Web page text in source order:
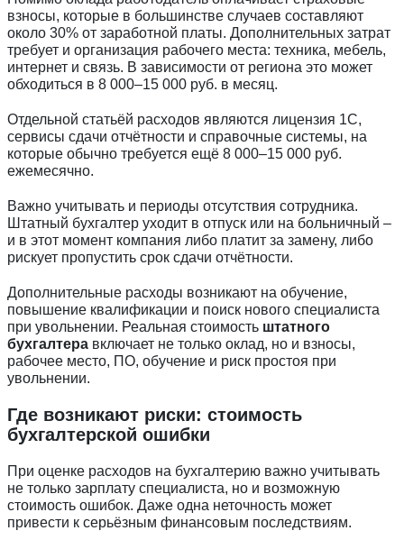
взносы, которые в большинстве случаев составляют
около 30% от заработной платы. Дополнительных затрат
требует и организация рабочего места: техника, мебель,
интернет и связь. В зависимости от региона это может
обходиться в 8 000–15 000 руб. в месяц.
Отдельной статьёй расходов являются лицензия 1С,
сервисы сдачи отчётности и справочные системы, на
которые обычно требуется ещё 8 000–15 000 руб.
ежемесячно.
Важно учитывать и периоды отсутствия сотрудника.
Штатный бухгалтер уходит в отпуск или на больничный –
и в этот момент компания либо платит за замену, либо
рискует пропустить срок сдачи отчётности.
Дополнительные расходы возникают на обучение,
повышение квалификации и поиск нового специалиста
при увольнении. Реальная стоимость штатного
бухгалтера включает не только оклад, но и взносы,
рабочее место, ПО, обучение и риск простоя при
увольнении.
Где возникают риски: стоимость
бухгалтерской ошибки
При оценке расходов на бухгалтерию важно учитывать
не только зарплату специалиста, но и возможную
стоимость ошибок. Даже одна неточность может
привести к серьёзным финансовым последствиям.